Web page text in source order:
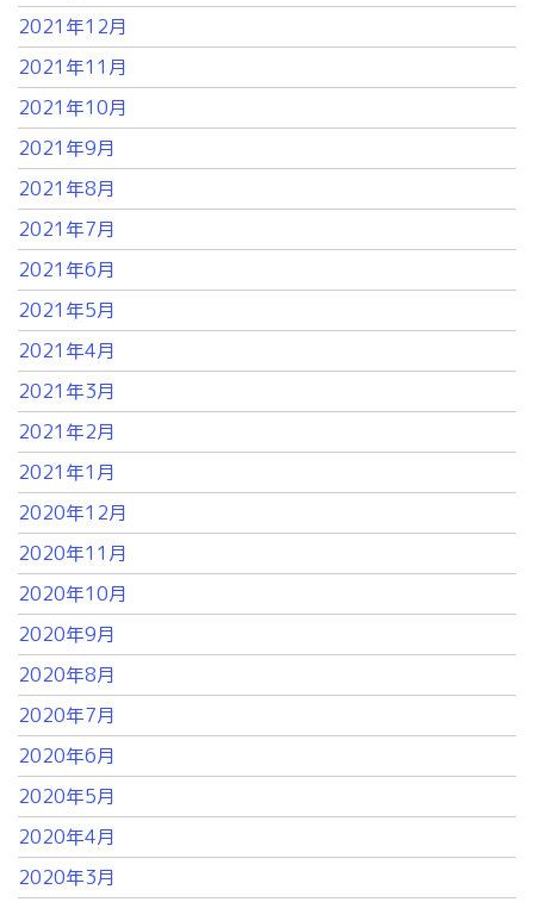
2021年12月
2021年11月
2021年10月
2021年9月
2021年8月
2021年7月
2021年6月
2021年5月
2021年4月
2021年3月
2021年2月
2021年1月
2020年12月
2020年11月
2020年10月
2020年9月
2020年8月
2020年7月
2020年6月
2020年5月
2020年4月
2020年3月